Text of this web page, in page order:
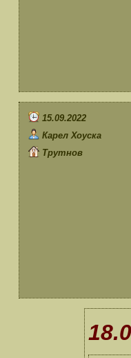
15.09.2022
Карел Хоуска
Трутнов